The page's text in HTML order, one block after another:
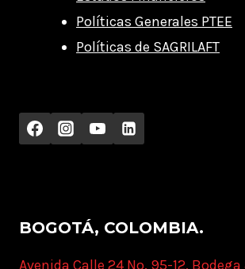
Políticas Generales PTEE
Políticas de SAGRILAFT
BOGOTÁ, COLOMBIA.
Avenida Calle 24 No. 95-12,